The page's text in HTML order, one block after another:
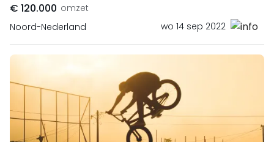
€ 120.000 omzet
Noord-Nederland
wo 14 sep 2022